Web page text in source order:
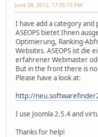
June 28, 2012, 17:35:15 PM
I have add a category
ASEOPS bietet Ihnen
Optimierung, Ranking-
Websites. ASEOPS ist die
erfahrener Webmaster
But in the front there is
Please have a look at:
http://
I use Joomla 2.5.4 and
Thanks for help!